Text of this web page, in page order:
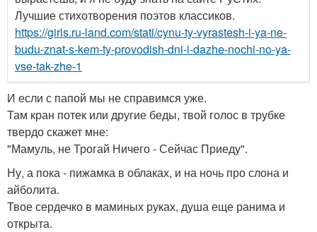
Лучшие стихотворения поэтов классиков.
https://girls.ru-land.com/stati/cynu-ty-vyrastesh-i-ya-ne-
budu-znat-s-kem-ty-provodish-dni-i-dazhe-nochi-no-ya-
vse-tak-zhe-1
И если с папой мы не справимся уже.
Там кран потек или другие беды, твой голос в трубке
твердо скажет мне:
"Мамуль, не Трогай Ничего - Сейчас Приеду".
Ну, а пока - пижамка в облаках, и на ночь про слона и
айболита.
Твое сердечко в маминых руках, душа еще ранима и
открыта.